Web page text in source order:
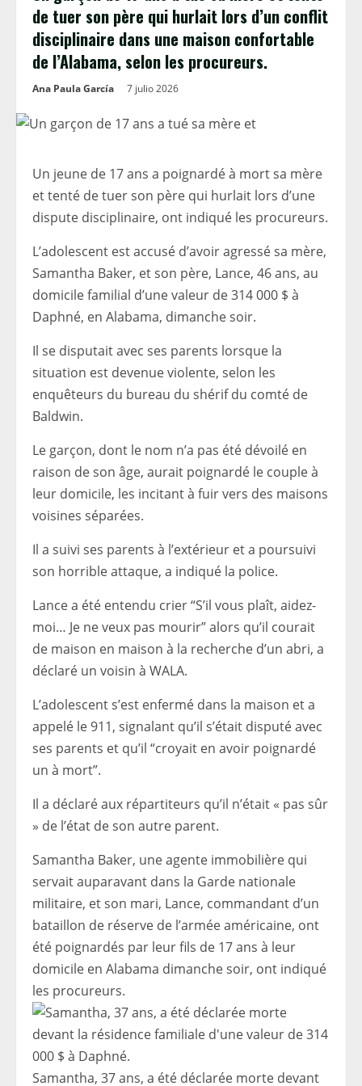
de tuer son père qui hurlait lors d’un conflit
disciplinaire dans une maison confortable
de l’Alabama, selon les procureurs.
Ana Paula García 7 julio 2026
Un jeune de 17 ans a poignardé à mort sa mère
et tenté de tuer son père qui hurlait lors d’une
dispute disciplinaire, ont indiqué les procureurs.
L’adolescent est accusé d’avoir agressé sa mère,
Samantha Baker, et son père, Lance, 46 ans, au
domicile familial d’une valeur de 314 000 $ à
Daphné, en Alabama, dimanche soir.
Il se disputait avec ses parents lorsque la
situation est devenue violente, selon les
enquêteurs du bureau du shérif du comté de
Baldwin.
Le garçon, dont le nom n’a pas été dévoilé en
raison de son âge, aurait poignardé le couple à
leur domicile, les incitant à fuir vers des maisons
voisines séparées.
Il a suivi ses parents à l’extérieur et a poursuivi
son horrible attaque, a indiqué la police.
Lance a été entendu crier “S’il vous plaît, aidez-
moi… Je ne veux pas mourir” alors qu’il courait
de maison en maison à la recherche d’un abri, a
déclaré un voisin à WALA.
L’adolescent s’est enfermé dans la maison et a
appelé le 911, signalant qu’il s’était disputé avec
ses parents et qu’il “croyait en avoir poignardé
un à mort”.
Il a déclaré aux répartiteurs qu’il n’était « pas sûr
» de l’état de son autre parent.
Samantha Baker, une agente immobilière qui
servait auparavant dans la Garde nationale
militaire, et son mari, Lance, commandant d’un
bataillon de réserve de l’armée américaine, ont
été poignardés par leur fils de 17 ans à leur
domicile en Alabama dimanche soir, ont indiqué
les procureurs.
Samantha, 37 ans, a été déclarée morte devant